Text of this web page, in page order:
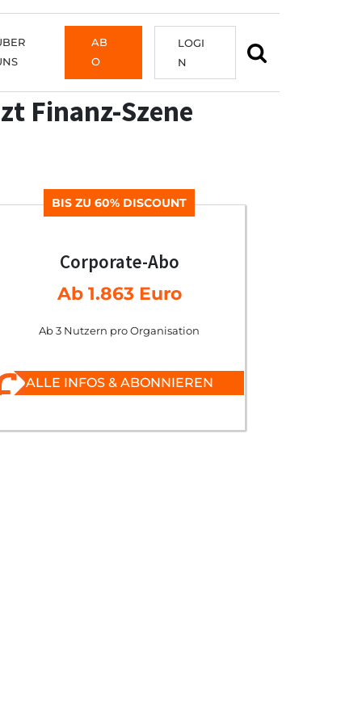
AB
O
LOGI
N
Finanz-Szene
BIS ZU 60% DISCOUNT
Corporate-Abo
Ab 1.863 Euro
Ab 3 Nutzern pro Organisation
ALLE INFOS & ABONNIEREN